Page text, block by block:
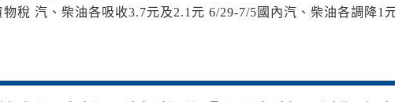
稅 汽、柴油各吸收3.7元及2.1元 6/29-7/5國內汽、柴油各調降1